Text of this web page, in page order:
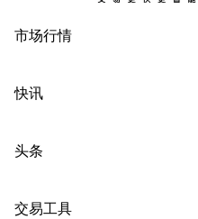
市场行情
快讯
头条
交易工具